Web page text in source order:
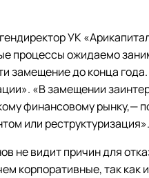
УК
процессы ожидаемо
замещение до конца
«В замещении
финансовому рынку,—
или реструктуризация».
не видит причин для
корпоративные, так как